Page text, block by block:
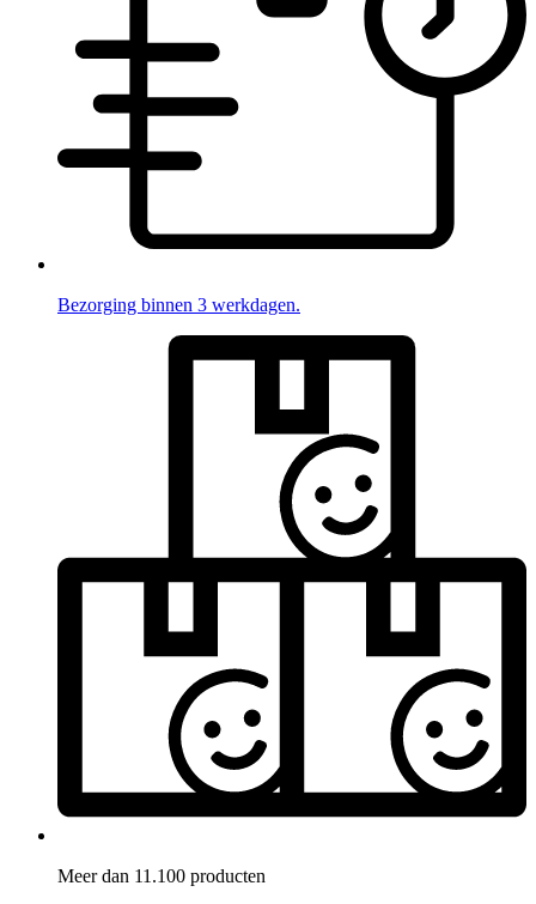
Bezorging binnen 3 werkdagen.
Meer dan 11.100 producten